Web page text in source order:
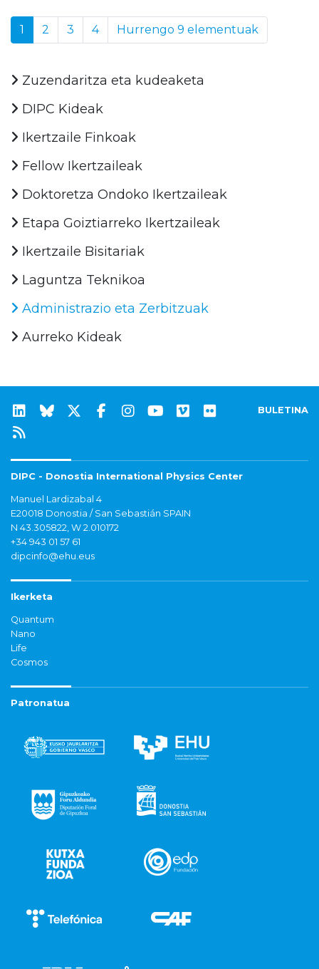
1 2 3 4 Hurrengo 9 elementuak
Zuzendaritza eta kudeaketa
DIPC Kideak
Ikertzaile Finkoak
Fellow Ikertzaileak
Doktoretza Ondoko Ikertzaileak
Etapa Goiztiarreko Ikertzaileak
Ikertzaile Bisitariak
Laguntza Teknikoa
Administrazio eta Zerbitzuak
Aurreko Kideak
BULETINA
DIPC - Donostia International Physics Center
Manuel Lardizabal 4
E20018 Donostia / San Sebastián SPAIN
N 43.305822, W 2.010172
+34 943 01 57 61
dipcinfo@ehu.eus
Ikerketa
Quantum
Nano
Life
Cosmos
Patronatua